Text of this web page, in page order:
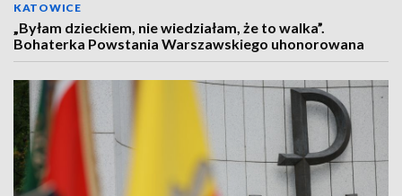
KATOWICE
„Byłam dzieckiem, nie wiedziałam, że to walka”.
Bohaterka Powstania Warszawskiego uhonorowana